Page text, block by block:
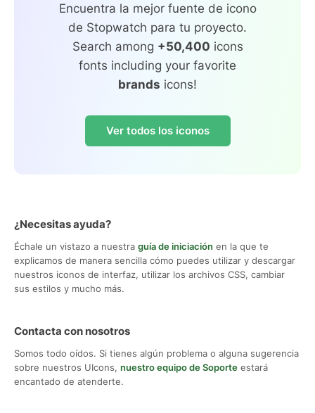
Encuentra la mejor fuente de icono
de Stopwatch para tu proyecto.
Search among +50,400 icons
fonts including your favorite
brands icons!
Ver todos los iconos
¿Necesitas ayuda?
Échale un vistazo a nuestra guía de iniciación en la que te
explicamos de manera sencilla cómo puedes utilizar y descargar
nuestros iconos de interfaz, utilizar los archivos CSS, cambiar
sus estilos y mucho más.
Contacta con nosotros
Somos todo oídos. Si tienes algún problema o alguna sugerencia
sobre nuestros UIcons, nuestro equipo de Soporte estará
encantado de atenderte.